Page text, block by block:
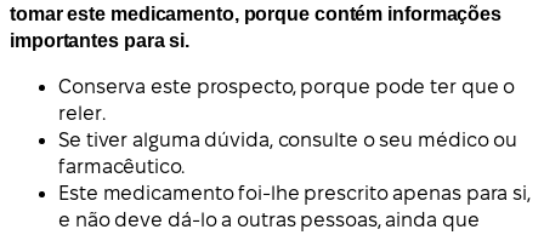
tomar este medicamento, porque contém informações
importantes para si.
Conserva este prospecto, porque pode ter que o
reler.
Se tiver alguma dúvida, consulte o seu médico ou
farmacêutico.
Este medicamento foi-lhe prescrito apenas para si,
e não deve dá-lo a outras pessoas, ainda que